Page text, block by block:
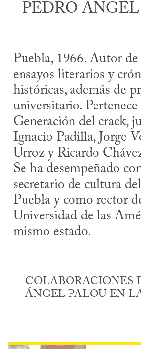
PEDRO
Puebla, 1966. Autor de
ensayos literarios y
históricas, además de
universitario.
Generación del crack,
Ignacio Padilla, Jorge
Urroz y Ricardo
Se ha desempeñado
secretario de cultura
Puebla y como rector
Universidad de las
mismo estado.
COLABORACIONES
ÁNGEL PALOU EN